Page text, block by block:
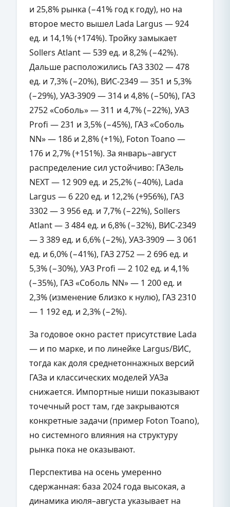
и 25,8% рынка (−41% год к году), но на
второе место вышел Lada Largus — 924
ед. и 14,1% (+174%). Тройку замыкает
Sollers Atlant — 539 ед. и 8,2% (−42%).
Дальше расположились ГАЗ 3302 — 478
ед. и 7,3% (−20%), ВИС-2349 — 351 и 5,3%
(−29%), УАЗ-3909 — 314 и 4,8% (−50%), ГАЗ
2752 «Соболь» — 311 и 4,7% (−22%), УАЗ
Profi — 231 и 3,5% (−45%), ГАЗ «Соболь
NN» — 186 и 2,8% (+1%), Foton Toano —
176 и 2,7% (+151%). За январь–август
распределение сил устойчиво: ГАЗель
NEXT — 12 909 ед. и 25,2% (−40%), Lada
Largus — 6 220 ед. и 12,2% (+956%), ГАЗ
3302 — 3 956 ед. и 7,7% (−22%), Sollers
Atlant — 3 484 ед. и 6,8% (−32%), ВИС-2349
— 3 389 ед. и 6,6% (−2%), УАЗ-3909 — 3 061
ед. и 6,0% (−41%), ГАЗ 2752 — 2 696 ед. и
5,3% (−30%), УАЗ Profi — 2 102 ед. и 4,1%
(−35%), ГАЗ «Соболь NN» — 1 200 ед. и
2,3% (изменение близко к нулю), ГАЗ 2310
— 1 192 ед. и 2,3% (−2%).
За годовое окно растет присутствие Lada
— и по марке, и по линейке Largus/ВИС,
тогда как доля среднетоннажных версий
ГАЗа и классических моделей УАЗа
снижается. Импортные ниши показывают
точечный рост там, где закрываются
конкретные задачи (пример Foton Toano),
но системного влияния на структуру
рынка пока не оказывают.
Перспектива на осень умеренно
сдержанная: база 2024 года высокая, а
динамика июля–августа указывает на